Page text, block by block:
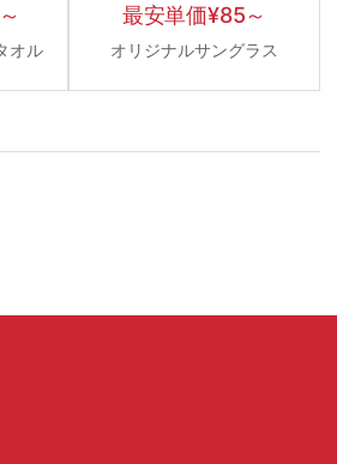
～
オル
最安単価¥85～
オリジナルサングラス